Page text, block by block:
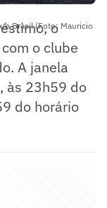
Brasil (Foto: Mauricio
o
o clube
A janela
às 23h59 do
do horário